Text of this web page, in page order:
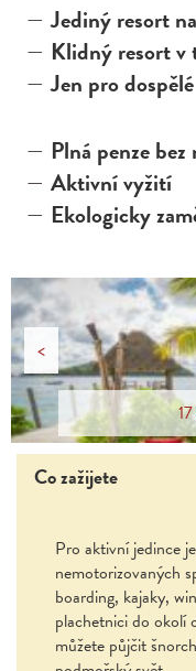
Jediný resort
Klidný resort
Jen pro dospělé
Plná penze
Aktivní vyžití
Ekologicky
<
Co zažijete
Pro aktivní jedince
nemotorizovaných
boarding, kajaky,
plachetnici do okolí
můžete půjčit